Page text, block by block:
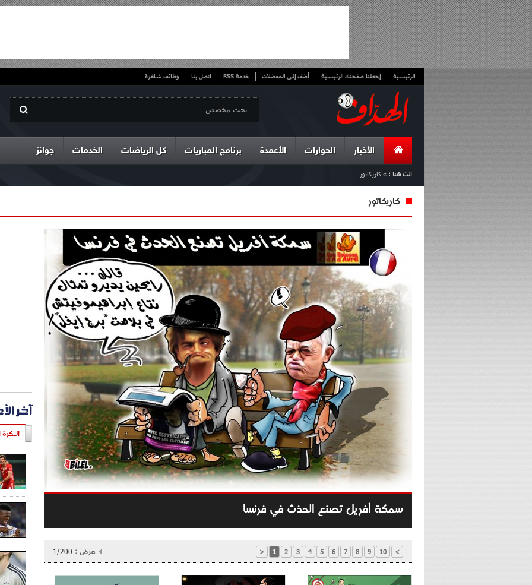
الرئيسية إجعلنا صفحتك الرئيسية أضف إلى المفضلات خدمة RSS اتصل بنا وظائف شاغرة
الأخبار الحوارات الأعمدة برنامج المباريات كل الرياضات الخدمات جوائز
انت هنا : » كاريكاتور
كاريكاتور
سمكة أفريل تصنع الحذث في فرنسا
< 1 2 3 4 5 6 7 8 9 10 > عرض : 1/200
آخر
الـكرة